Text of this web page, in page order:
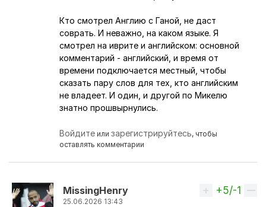
Кто смотрел Англию с Ганой, не даст
соврать. И неважно, на каком языке. Я
смотрел на иврите и английском: основной
комментарий - английский, и время от
времени подключается местный, чтобы
сказать пару слов для тех, кто английским
не владеет. И один, и другой по Микелю
знатно прошвырнулись.
Войдите илизарегистрируйтесь, чтобы
оставлять комментарии
MissingHenry
25.06.2026 13:43
Вверх
+5/-1